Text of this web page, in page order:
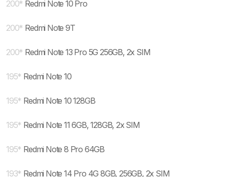
200* Redmi Note 10 Pro
200* Redmi Note 9T
200* Redmi Note 13 Pro 5G 256GB, 2x SIM
195* Redmi Note 10
195* Redmi Note 10 128GB
195* Redmi Note 11 6GB, 128GB, 2x SIM
195* Redmi Note 8 Pro 64GB
193* Redmi Note 14 Pro 4G 8GB, 256GB, 2x SIM